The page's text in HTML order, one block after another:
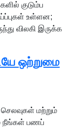
குடும்ப
உள்ளன;
விலகி இருக்க
ஒற்றுமை
மற்றும்
நீங்கள் பணப்